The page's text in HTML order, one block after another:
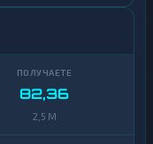
82,36
2,5 M